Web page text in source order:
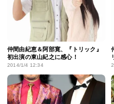
仲間由紀恵＆阿部寛、『トリック』
初出演の東山紀之に感心！
2014/1/4 12:34